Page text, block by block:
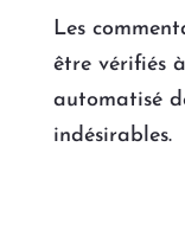
Les
être vérifiés à
automatisé
indésirables.